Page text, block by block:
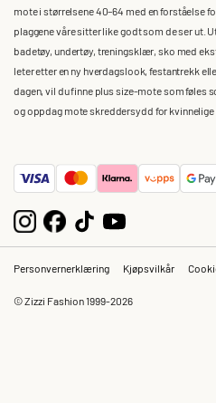
mote i størrelsene 40–64 med en forståelse
plaggene våre sitter like godt som de ser ut.
badetøy, undertøy, treningsklær, sko med
leter etter en ny hverdagslook, festantrekk
dagen, vil du finne plus size-mote som føles
og oppdag mote skreddersydd for kvinnelige
Personvernerklæring Kjøpsvilkår
© Zizzi Fashion 1999-2026